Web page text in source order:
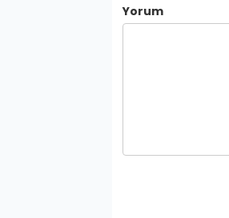
Yorum